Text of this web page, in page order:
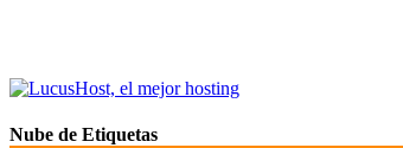
Nube de Etiquetas